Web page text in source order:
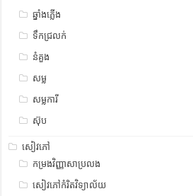
ឆ្នាំងភ្លើង
ទឹកជ្រលក់
នំគួង
សម្ល
សម្លការី
ស៊ុប
សៀវភៅ
កម្រងវិញ្ញាសាប្រលង
សៀវភៅកំរិតវិទ្យាល័យ